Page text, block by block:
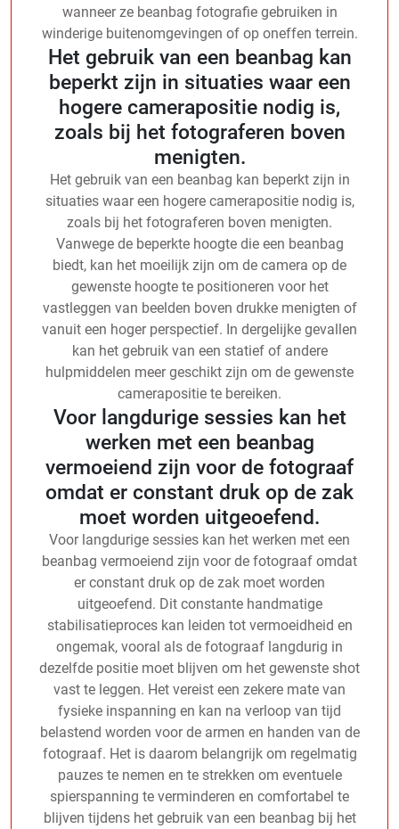
wanneer ze beanbag fotografie gebruiken in
winderige buitenomgevingen of op oneffen terrein.
Het gebruik van een beanbag kan
beperkt zijn in situaties waar een
hogere camerapositie nodig is,
zoals bij het fotograferen boven
menigten.
Het gebruik van een beanbag kan beperkt zijn in
situaties waar een hogere camerapositie nodig is,
zoals bij het fotograferen boven menigten.
Vanwege de beperkte hoogte die een beanbag
biedt, kan het moeilijk zijn om de camera op de
gewenste hoogte te positioneren voor het
vastleggen van beelden boven drukke menigten of
vanuit een hoger perspectief. In dergelijke gevallen
kan het gebruik van een statief of andere
hulpmiddelen meer geschikt zijn om de gewenste
camerapositie te bereiken.
Voor langdurige sessies kan het
werken met een beanbag
vermoeiend zijn voor de fotograaf
omdat er constant druk op de zak
moet worden uitgeoefend.
Voor langdurige sessies kan het werken met een
beanbag vermoeiend zijn voor de fotograaf omdat
er constant druk op de zak moet worden
uitgeoefend. Dit constante handmatige
stabilisatieproces kan leiden tot vermoeidheid en
ongemak, vooral als de fotograaf langdurig in
dezelfde positie moet blijven om het gewenste shot
vast te leggen. Het vereist een zekere mate van
fysieke inspanning en kan na verloop van tijd
belastend worden voor de armen en handen van de
fotograaf. Het is daarom belangrijk om regelmatig
pauzes te nemen en te strekken om eventuele
spierspanning te verminderen en comfortabel te
blijven tijdens het gebruik van een beanbag bij het